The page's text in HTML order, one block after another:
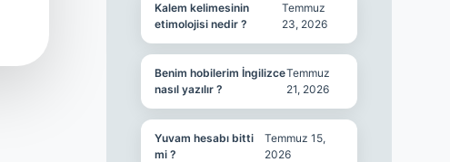
Kalem kelimesinin
etimolojisi nedir ?
Temmuz
23, 2026
Benim hobilerim İngilizce
nasıl yazılır ?
Temmuz
21, 2026
Yuvam hesabı bitti
mi ?
Temmuz 15,
2026